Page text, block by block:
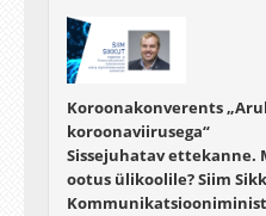
Koroonakonverents
koroonaviirusega“
Sissejuhatav ettekanne.
ootus ülikoolile? Siim